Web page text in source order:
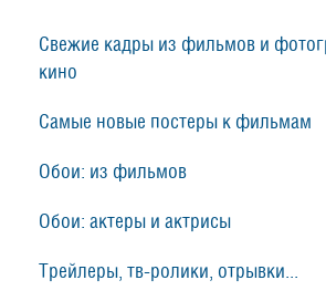
Свежие кадры из фильмов и
кино
Самые новые постеры к фильмам
Обои: из фильмов
Обои: актеры и актрисы
Трейлеры, тв-ролики, отрывки...